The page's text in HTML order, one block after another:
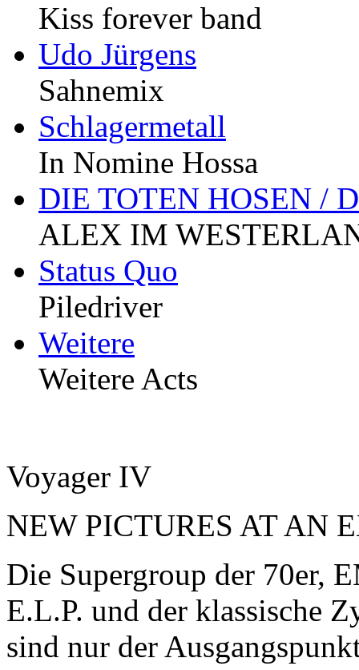
Kiss forever band
Udo Jürgens
Sahnemix
Schlagermetall
In Nomine Hossa
DIE TOTEN HOSEN /
ALEX IM
Status Quo
Piledriver
Weitere
Weitere Acts
Voyager IV
NEW PICTURES AT AN
Die Supergroup der 70er,
E.L.P. und der klassische
sind nur der